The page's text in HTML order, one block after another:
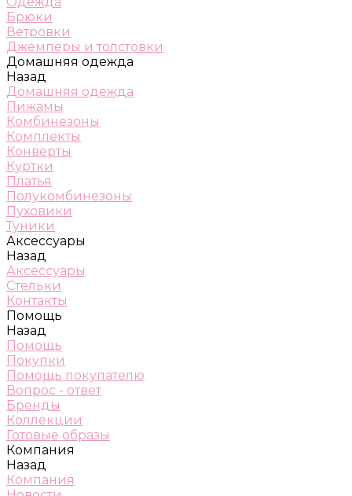
Брюки
Ветровки
Джемперы и толстовки
Домашняя одежда
Назад
Домашняя одежда
Пижамы
Комбинезоны
Комплекты
Конверты
Куртки
Платья
Полукомбинезоны
Пуховики
Туники
Аксессуары
Назад
Аксессуары
Стельки
Контакты
Помощь
Назад
Помощь
Покупки
Помощь покупателю
Вопрос - ответ
Бренды
Коллекции
Готовые образы
Компания
Назад
Компания